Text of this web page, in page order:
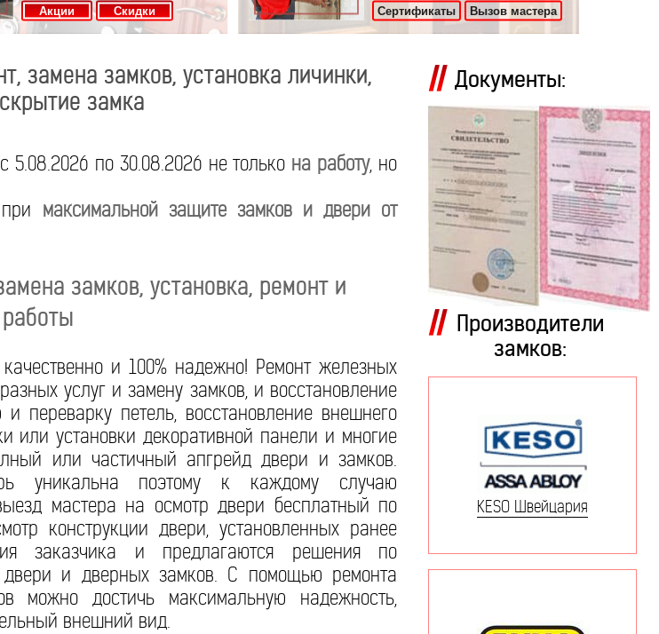
Акции Скидки Сертификаты Вызов мастера
замена замков, установка личинки,
замка
5.08.2026 по 30.08.2026 не только на работу, но
при максимальной защите замков и двери от
замков, установка, ремонт и
и 100% надежно! Ремонт железных
услуг и замену замков, и восстановление
переварку петель, восстановление внешнего
или установки декоративной панели и многие
или частичный апгрейд двери и замков.
уникальна поэтому к каждому случаю
мастера на осмотр двери бесплатный по
конструкции двери, установленных ранее
заказчика и предлагаются решения по
двери и дверных замков. С помощью ремонта
можно достичь максимальную надежность,
внешний вид.
Документы:
Производители
замков:
KESO Швейцария